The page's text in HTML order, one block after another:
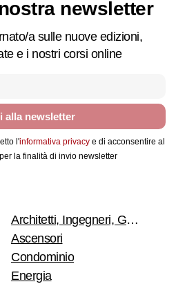
newsletter
a sulle nuove edizioni,
e i nostri corsi online
alla newsletter
l'informativa privacy e di acconsentire al
la finalità di invio newsletter
Architetti, Ingegneri, Geometri
Ascensori
Condominio
Energia